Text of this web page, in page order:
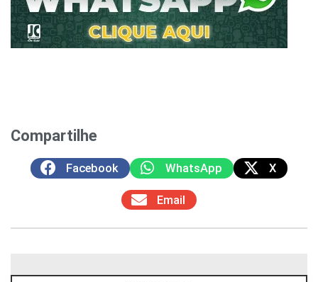
Compartilhe
Facebook WhatsApp X
Email